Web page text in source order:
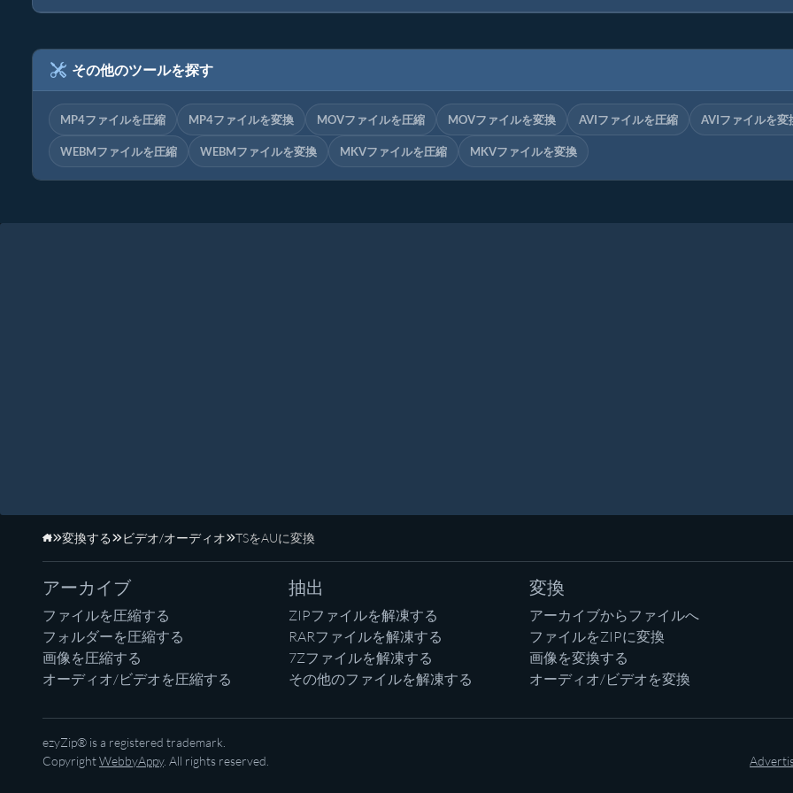
その他のツールを探す
MP4ファイルを圧縮 MP4ファイルを変換 MOVファイルを圧縮 MOVファイルを変換 AVIファイルを圧縮 AVIファイルを変
WEBMファイルを圧縮 WEBMファイルを変換 MKVファイルを圧縮 MKVファイルを変換
ホーム
変換する ビデオ/オーディオ TSをAUに変換
アーカイブ
ファイルを圧縮する
フォルダーを圧縮する
画像を圧縮する
オーディオ/ビデオを圧縮する
抽出
ZIPファイルを解凍する
RARファイルを解凍する
7Zファイルを解凍する
その他のファイルを解凍する
変換
アーカイブからファイルへ
ファイルをZIPに変換
画像を変換する
オーディオ/ビデオを変換
ezyZip® is a registered trademark.
CopyrightWebbyAppy. All rights reserved.